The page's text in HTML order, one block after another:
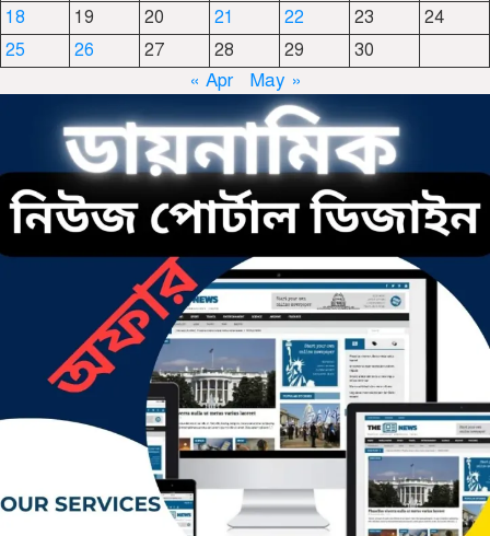
দোয়ারাবাজারে নামে-বেনামে চলছে
খাসজমি দখলের প্রতিযোগিতা : নির্লিপ্ত
প্রশাসন
ছাতকে রুনা-হামিদ সমাচার, কর্তৃপক্ষ
নিরব
ছাতকে এক স্কুল ছাত্রী পাশবিকতার
শিকার অভিযুক্ত
ছাতক থানার পুলিশ সদস্য সংগীতে শ্রেষ্ঠ
শিল্পী নির্বাচিত
ছাতকের নবাগত ইউএনও’র সাথে
প্রেসক্লাব নেতৃবৃন্দের সাক্ষাত
18
19 20 21 22 23
24
25
26 27 28 29 30
« Apr May »